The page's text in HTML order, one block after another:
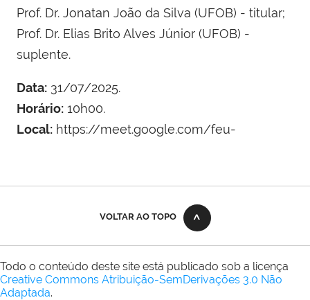
Prof. Dr. Jonatan João da Silva (UFOB) - titular;
Prof. Dr. Elias Brito Alves Júnior (UFOB) -
suplente.
Data: 31/07/2025.
Horário: 10h00.
Local: https://meet.google.com/feu-
VOLTAR AO TOPO
Todo o conteúdo deste site está publicado sob a licença
Creative Commons Atribuição-SemDerivações 3.0 Não
Adaptada.